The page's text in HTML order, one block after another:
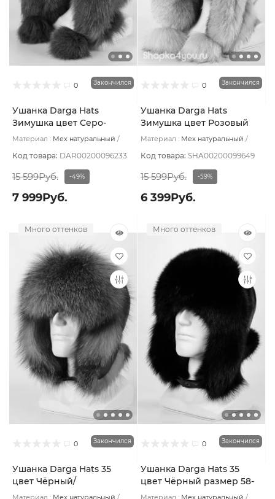
0 Закончился
Ушанка Darga Hats
Зимушка цвет Серо-
сиреневый темный
Материал : Мех натуральный
Код товара: DAR00200096233
15 599Руб. -49%
7 999Руб.
0 Закончился
Ушанка Darga Hats
Зимушка цвет Розовый
пудровый светлый вуаль
Материал : Мех натуральный
Код товара: SHA00200099649
15 599Руб. -59%
6 399Руб.
Много оттенков
0 Закончился
Ушанка Darga Hats 35
цвет Чёрный/
Коричневый размер 58-
Материал : Мех натуральный
Много оттенков
0 Закончился
Ушанка Darga Hats 35
цвет Чёрный размер 58-
59
Материал : Мех натуральный